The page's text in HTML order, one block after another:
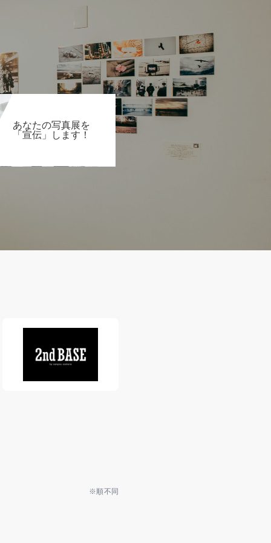
あなたの写真展を
「宣伝」します！